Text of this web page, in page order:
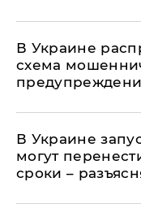
В Украине
схема
В Украине
могут
сроки –